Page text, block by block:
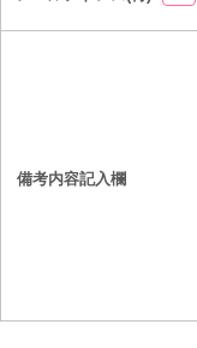
備考内容記入欄